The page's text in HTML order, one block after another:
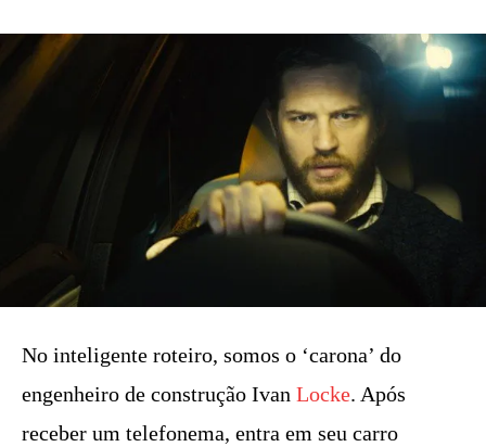
No inteligente roteiro, somos o ‘carona’ do
engenheiro de construção Ivan Locke. Após
receber um telefonema, entra em seu carro